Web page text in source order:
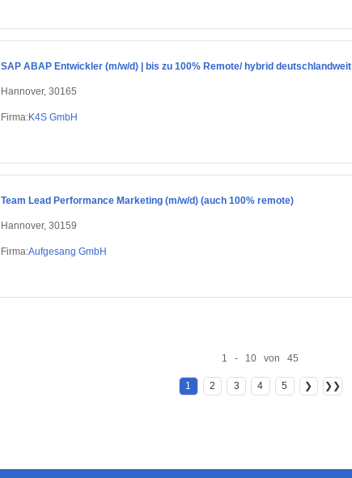
SAP ABAP Entwickler (m/w/d) | bis zu 100% Remote/ hybrid deutschlandweit
Hannover, 30165
Firma:K4S GmbH
Team Lead Performance Marketing (m/w/d) (auch 100% remote)
Hannover, 30159
Firma:Aufgesang GmbH
1 - 10 von 45
1 2 3 4 5 ❯ ❯❯